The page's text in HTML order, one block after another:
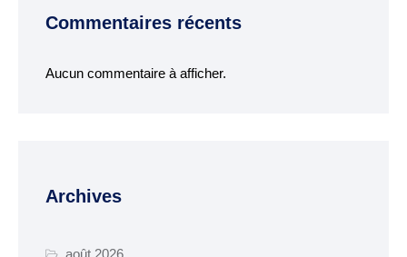
Commentaires récents
Aucun commentaire à afficher.
Archives
août 2026